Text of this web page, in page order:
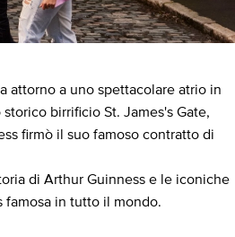
attorno a uno spettacolare atrio in
birrificio St. James's Gate,
firmò il suo famoso contratto di
di Arthur Guinness e le iconiche
famosa in tutto il mondo.